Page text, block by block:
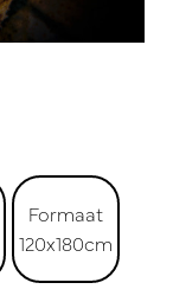
Formaat
120x180cm